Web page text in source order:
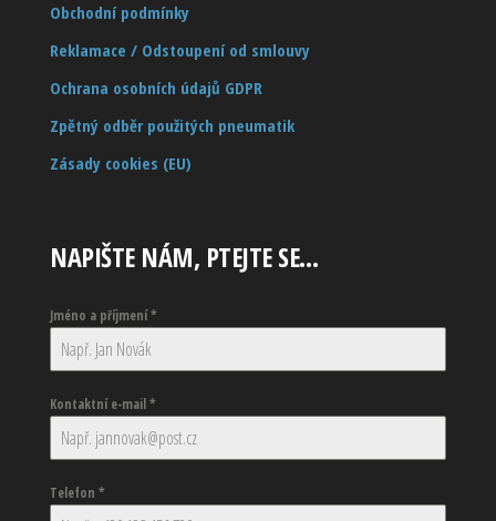
Obchodní podmínky
Reklamace / Odstoupení od smlouvy
Ochrana osobních údajů GDPR
Zpětný odběr použitých pneumatik
Zásady cookies (EU)
NAPIŠTE NÁM, PTEJTE SE…
Jméno a příjmení*
Kontaktní e-mail*
Telefon *